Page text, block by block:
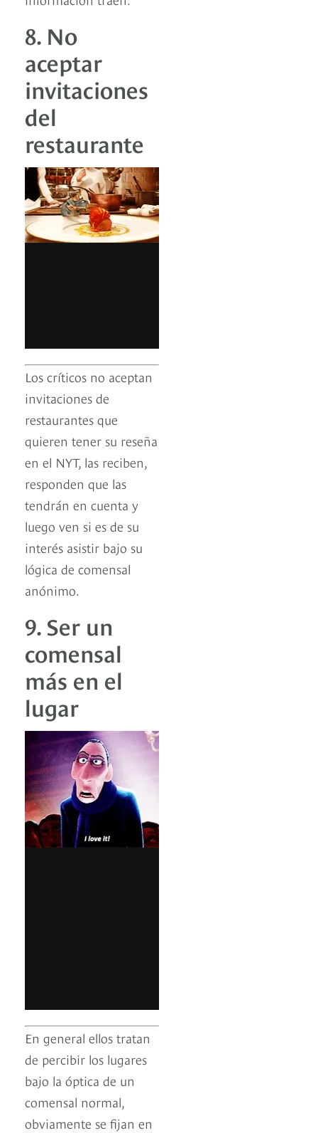
8. No
aceptar
invitaciones
del
restaurante
Los críticos no aceptan
invitaciones de
restaurantes que
quieren tener su reseña
en el NYT, las reciben,
responden que las
tendrán en cuenta y
luego ven si es de su
interés asistir bajo su
lógica de comensal
anónimo.
9. Ser un
comensal
más en el
lugar
En general ellos tratan
de percibir los lugares
bajo la óptica de un
comensal normal,
obviamente se fijan en